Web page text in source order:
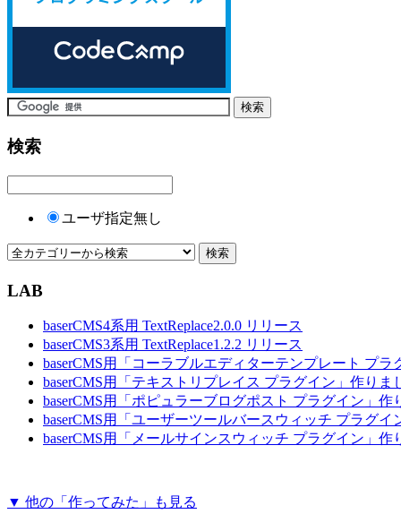
検索
ユーザ指定無し
LAB
baserCMS4系用 TextReplace2.0.0 リリース
baserCMS3系用 TextReplace1.2.2 リリース
baserCMS用「コーラブルエディターテンプレート プラ
baserCMS用「テキストリプレイス プラグイン」作りま
baserCMS用「ポピュラーブログポスト プラグイン」作
baserCMS用「ユーザーツールバースウィッチ プラグイ
baserCMS用「メールサインスウィッチ プラグイン」作
▼ 他の「作ってみた」も見る